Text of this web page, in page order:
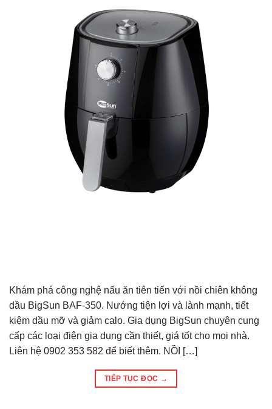
Khám phá công nghệ nấu ăn tiên tiến với nồi chiên không
dầu BigSun BAF-350. Nướng tiện lợi và lành mạnh, tiết
kiệm dầu mỡ và giảm calo. Gia dụng BigSun chuyên cung
cấp các loại điện gia dụng cần thiết, giá tốt cho mọi nhà.
Liên hệ 0902 353 582 để biết thêm. NỒI […]
TIẾP TỤC ĐỌC →